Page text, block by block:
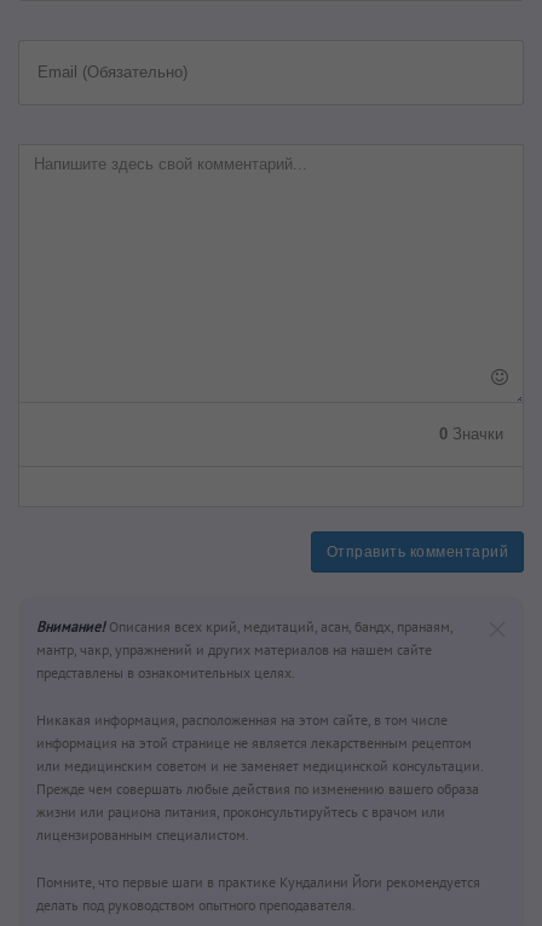
Email (Обязательно)
0 Значки
Отправить комментарий
Внимание!Описания всех крий, медитаций, асан, бандх, пранаям,
мантр, чакр, упражнений и других материалов на нашем сайте
представлены в ознакомительных целях.
Никакая информация, расположенная на этом сайте, в том числе
информация на этой странице не является лекарственным рецептом
или медицинским советом и не заменяет медицинской консультации.
Прежде чем совершать любые действия по изменению вашего образа
жизни или рациона питания, проконсультируйтесь с врачом или
лицензированным специалистом.
Помните, что первые шаги в практике Кундалини Йоги рекомендуется
делать под руководством опытного преподавателя.